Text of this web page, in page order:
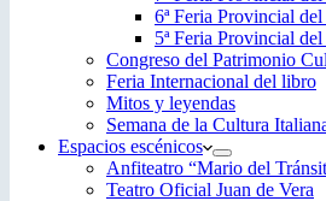
6ª Feria Provincial
5ª Feria Provincial
Congreso del Patrimonio
Feria Internacional del libro
Mitos y leyendas
Semana de la Cultura
Espacios escénicos
Anfiteatro “Mario del
Teatro Oficial Juan de Vera